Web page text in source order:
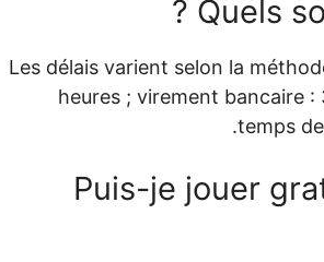
Quels
Les délais varient selon la
heures ; virement bancaire :
temps
Puis-je jouer